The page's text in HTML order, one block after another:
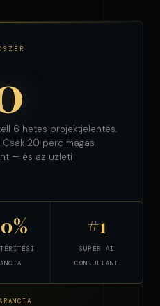
6 hetes projektjelentés.
20 perc magas
— és az üzleti
#1
SUPER AI
CONSULTANT